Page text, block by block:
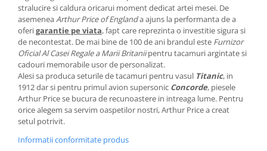
BLUE LILY
HIBISCUS
SWAN
FLORENTINE TURQUOISE
ANTHEMION GREY
ORCHARD
CREATURES OF CURIOSITY
JARDIN
RENAISSANCE RED
SERENDIPITY WHITE
stralucire si caldura oricarui moment dedicat artei mesei. De
asemeneaArthur Price of Englanda ajuns la performanta de a
oferigarantie pe viata, fapt care reprezinta o investitie sigura si
de necontestat. De mai bine de 100 de ani brandul este Furnizor
Oficial Al Casei Regale a Marii Britaniipentru tacamuri argintate si
cadouri memorabile usor de personalizat.
Alesi sa produca seturile de tacamuri pentru vasul Titanic, in
1912 dar si pentru primul avion supersonic Concorde, piesele
Arthur Price se bucura de recunoastere in intreaga lume. Pentru
orice alegem sa servim oaspetilor nostri, Arthur Price a creat
setul potrivit.
Informatii conformitate produs